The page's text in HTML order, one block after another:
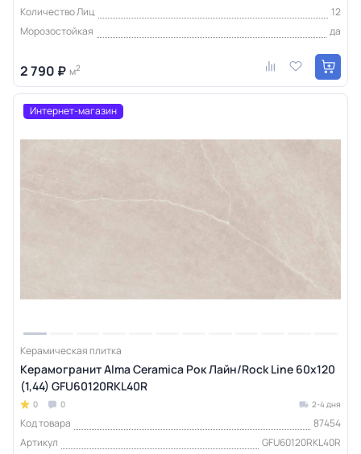
Количество Лиц
12
Морозостойкая
да
2 790 ₽ м2
Интернет-магазин
Керамическая плитка
Керамогранит Alma Ceramica Рок Лайн/Rock Line 60х120
(1,44) GFU60120RKL40R
0 0 2-4 дня
Код товара
87454
Артикул
GFU60120RKL40R